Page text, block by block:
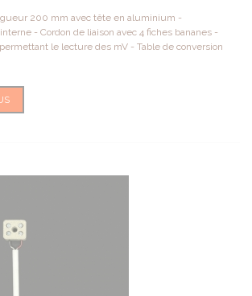
200 mm avec tête en aluminium -
- Cordon de liaison avec 4 fiches bananes -
le lecture des mV - Table de conversion